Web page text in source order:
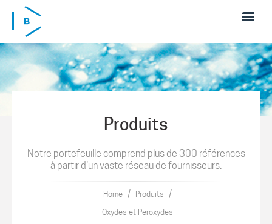
Skip to main content
Produits
Notre portefeuille comprend plus de 300 références
à partir d'un vaste réseau de fournisseurs.
Home / Produits /
Oxydes et Peroxydes